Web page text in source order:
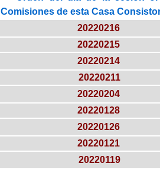
Comisiones de esta Casa
20220216
20220215
20220214
20220211
20220204
20220128
20220126
20220121
20220119